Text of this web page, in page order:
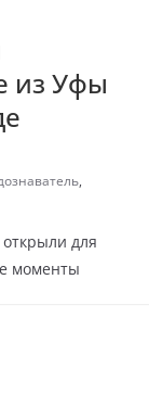
из Уфы
,
для
моменты